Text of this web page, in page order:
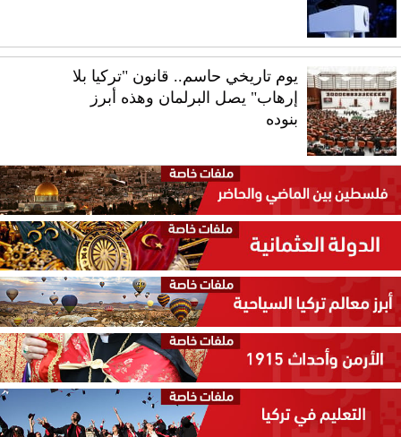
يوم تاريخي حاسم.. قانون "تركيا بلا
إرهاب" يصل البرلمان وهذه أبرز
بنوده